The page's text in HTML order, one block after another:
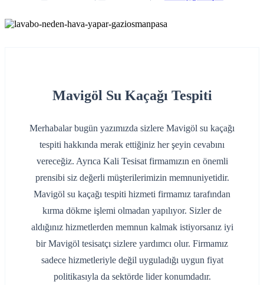
Mavigöl Su Kaçağı Tespiti
Merhabalar bugün yazımızda sizlere Mavigöl su kaçağı
tespiti hakkında merak ettiğiniz her şeyin cevabını
vereceğiz. Ayrıca Kali Tesisat firmamızın en önemli
prensibi siz değerli müşterilerimizin memnuniyetidir.
Mavigöl su kaçağı tespiti hizmeti firmamız tarafından
kırma dökme işlemi olmadan yapılıyor. Sizler de
aldığınız hizmetlerden memnun kalmak istiyorsanız iyi
bir Mavigöl tesisatçı sizlere yardımcı olur. Firmamız
sadece hizmetleriyle değil uyguladığı uygun fiyat
politikasıyla da sektörde lider konumdadır.